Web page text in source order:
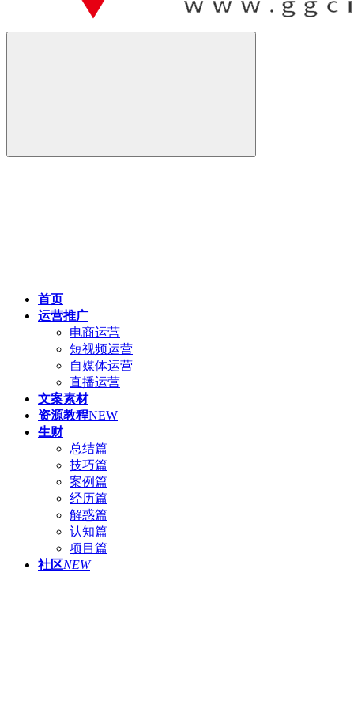
首页
运营推广
电商运营
短视频运营
自媒体运营
直播运营
文案素材
资源教程NEW
生财
总结篇
技巧篇
案例篇
经历篇
解惑篇
认知篇
项目篇
社区NEW